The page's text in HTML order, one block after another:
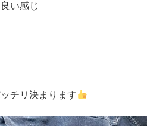
い感じ
チリ決まります